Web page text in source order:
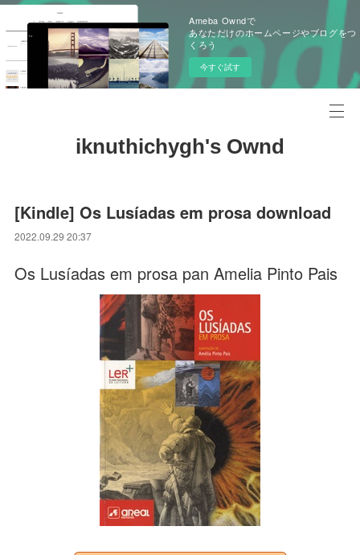
Ameba Owndで
あなただけのホームページやブログをつ
くろう
今すぐ試す
iknuthichygh's Ownd
[Kindle] Os Lusíadas em prosa download
2022.09.29 20:37
Os Lusíadas em prosa pan Amelia Pinto Pais